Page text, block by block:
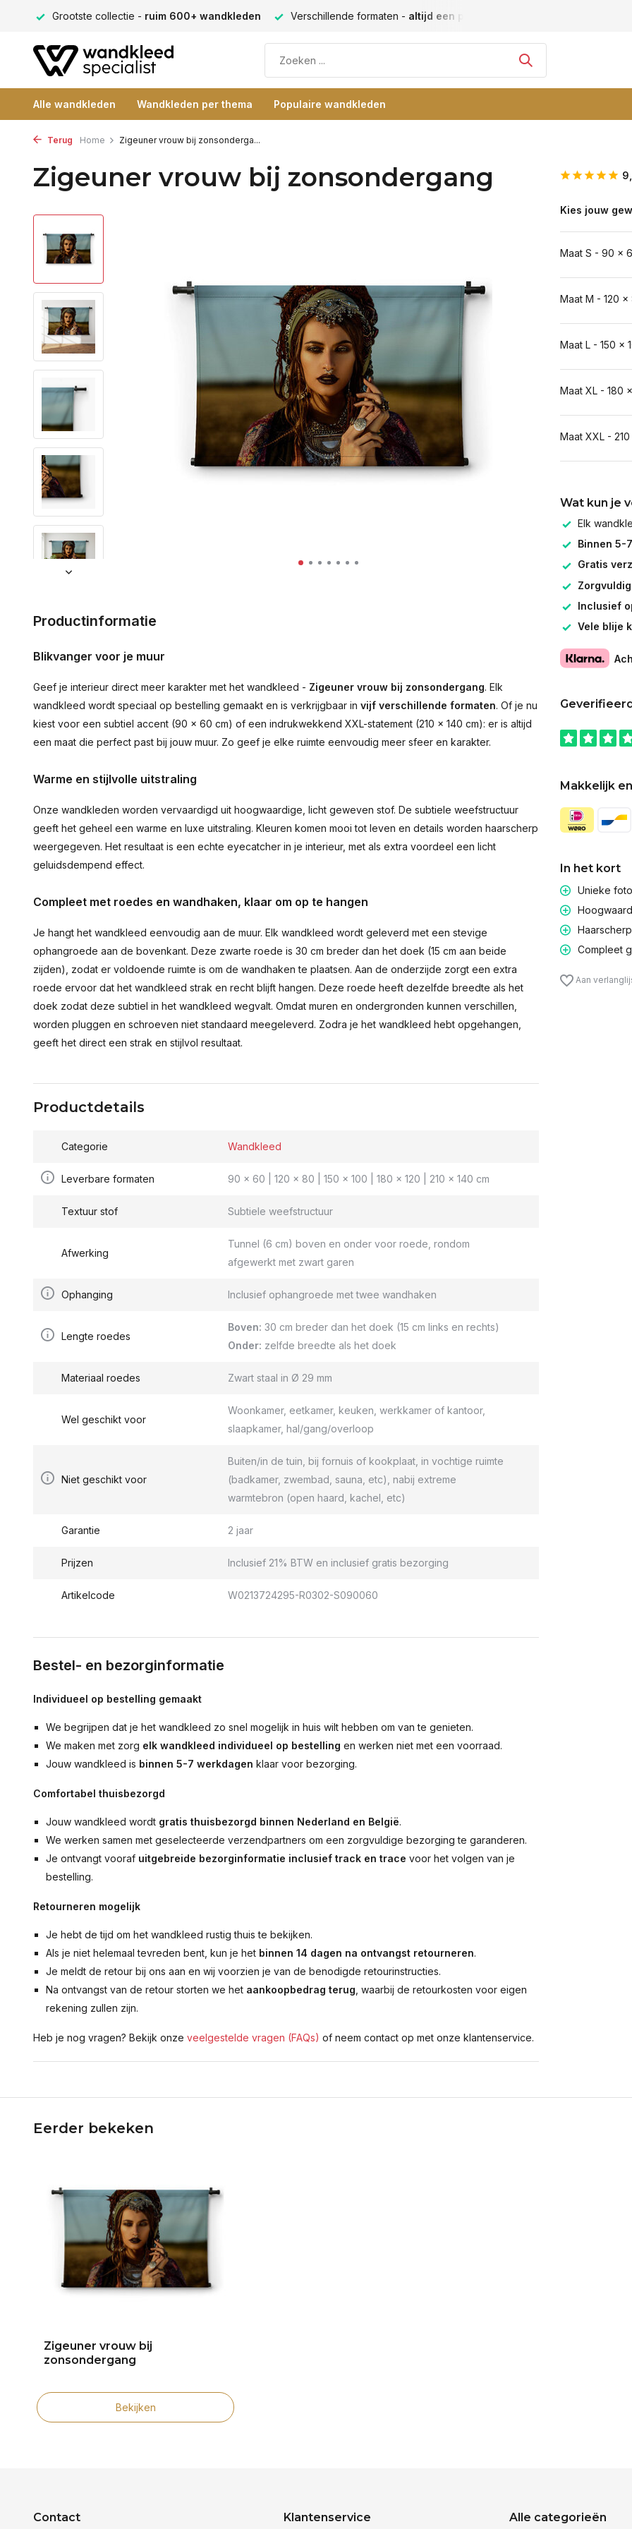
Grootste collectie - ruim 600+ wandkleden Verschillende formaten - altijd een passende maat
Alle wandkleden Wandkleden per thema Populaire wandkleden
Terug Home Zigeuner vrouw bij zonsonderga...
Zigeuner vrouw bij zonsondergang
Productinformatie
Blikvanger voor je muur
Geef je interieur direct meer karakter met het wandkleed - Zigeuner vrouw bij zonsondergang. Elk
wandkleed wordt speciaal op bestelling gemaakt en is verkrijgbaar in vijf verschillende formaten. Of je nu
kiest voor een subtiel accent (90 × 60 cm) of een indrukwekkend XXL-statement (210 × 140 cm): er is altijd
een maat die perfect past bij jouw muur. Zo geef je elke ruimte eenvoudig meer sfeer en karakter.
Warme en stijlvolle uitstraling
Onze wandkleden worden vervaardigd uit hoogwaardige, licht geweven stof. De subtiele weefstructuur
geeft het geheel een warme en luxe uitstraling. Kleuren komen mooi tot leven en details worden haarscherp
weergegeven. Het resultaat is een echte eyecatcher in je interieur, met als extra voordeel een licht
geluidsdempend effect.
Compleet met roedes en wandhaken, klaar om op te hangen
Je hangt het wandkleed eenvoudig aan de muur. Elk wandkleed wordt geleverd met een stevige
ophangroede aan de bovenkant. Deze zwarte roede is 30 cm breder dan het doek (15 cm aan beide
zijden), zodat er voldoende ruimte is om de wandhaken te plaatsen. Aan de onderzijde zorgt een extra
roede ervoor dat het wandkleed strak en recht blijft hangen. Deze roede heeft dezelfde breedte als het
doek zodat deze subtiel in het wandkleed wegvalt. Omdat muren en ondergronden kunnen verschillen,
worden pluggen en schroeven niet standaard meegeleverd. Zodra je het wandkleed hebt opgehangen,
geeft het direct een strak en stijlvol resultaat.
Productdetails
Categorie Wandkleed
Leverbare formaten 90 x 60 | 120 x 80 | 150 x 100 | 180 x 120 | 210 x 140 cm
Textuur stof Subtiele weefstructuur
Afwerking
Tunnel (6 cm) boven en onder voor roede, rondom
afgewerkt met zwart garen
Ophanging Inclusief ophangroede met twee wandhaken
Lengte roedes
Boven: 30 cm breder dan het doek (15 cm links en rechts)
Onder: zelfde breedte als het doek
Materiaal roedes Zwart staal in Ø 29 mm
Wel geschikt voor
Woonkamer, eetkamer, keuken, werkkamer of kantoor,
slaapkamer, hal/gang/overloop
Niet geschikt voor
Buiten/in de tuin, bij fornuis of kookplaat, in vochtige ruimte
(badkamer, zwembad, sauna, etc), nabij extreme
warmtebron (open haard, kachel, etc)
Garantie 2 jaar
Prijzen Inclusief 21% BTW en inclusief gratis bezorging
Artikelcode W0213724295-R0302-S090060
Bestel- en bezorginformatie
Individueel op bestelling gemaakt
We begrijpen dat je het wandkleed zo snel mogelijk in huis wilt hebben om van te genieten.
We maken met zorg elk wandkleed individueel op bestelling en werken niet met een voorraad.
Jouw wandkleed is binnen 5-7 werkdagen klaar voor bezorging.
Comfortabel thuisbezorgd
Jouw wandkleed wordt gratis thuisbezorgd binnen Nederland en België.
We werken samen met geselecteerde verzendpartners om een zorgvuldige bezorging te garanderen.
Je ontvangt vooraf uitgebreide bezorginformatie inclusief track en trace voor het volgen van je
bestelling.
Retourneren mogelijk
Je hebt de tijd om het wandkleed rustig thuis te bekijken.
Als je niet helemaal tevreden bent, kun je het binnen 14 dagen na ontvangst retourneren.
Je meldt de retour bij ons aan en wij voorzien je van de benodigde retourinstructies.
Na ontvangst van de retour storten we het aankoopbedrag terug , waarbij de retourkosten voor eigen
rekening zullen zijn.
Heb je nog vragen? Bekijk onze veelgestelde vragen (FAQs) of neem contact op met onze klantenservice.
Kies jouw
Maat S - 90 x
Maat M - 120 x
Maat L - 150 x
Maat XL - 180
Maat XXL -
Wat kun je
Elk
Binnen 5-
Gratis
Inclusief
Vele blije
Makkelijk
In het kort
Unieke
Compleet
Aan
Eerder bekeken
Zigeuner vrouw bij
zonsondergang
Bekijken
Contact Klantenservice Alle categorieën